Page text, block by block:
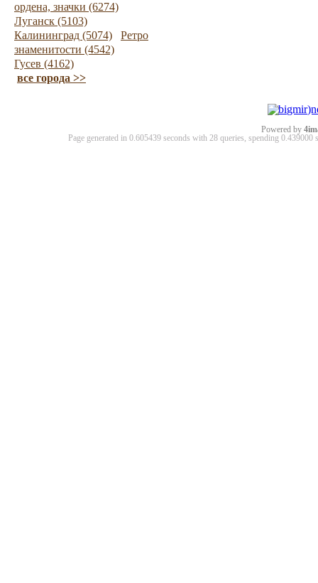
ордена, значки (6274)
Луганск (5103)
Калининград (5074)
Ретро
знаменитости (4542)
Гусев (4162)
все города >>
Powered by
Page generated in 0.605439 seconds with 28 queries, spending